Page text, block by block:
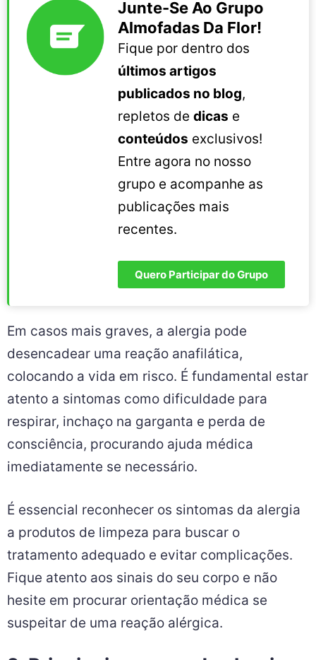
Junte-Se Ao Grupo
Almofadas Da Flor!
Fique por dentro dos
últimos artigos
publicados no blog,
repletos dedicas e
conteúdos exclusivos!
Entre agora no nosso
grupo e acompanhe as
publicações mais
recentes.
Quero Participar do Grupo
Em casos mais graves, a alergia pode
desencadear uma reação anafilática,
colocando a vida em risco. É fundamental estar
atento a sintomas como dificuldade para
respirar, inchaço na garganta e perda de
consciência, procurando ajuda médica
imediatamente se necessário.
É essencial reconhecer os sintomas da alergia
a produtos de limpeza para buscar o
tratamento adequado e evitar complicações.
Fique atento aos sinais do seu corpo e não
hesite em procurar orientação médica se
suspeitar de uma reação alérgica.